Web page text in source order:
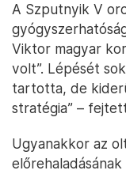
A Szputnyik V
Viktor magyar
volt”. Lépését
tartotta, de
stratégia” –
Ugyanakkor az